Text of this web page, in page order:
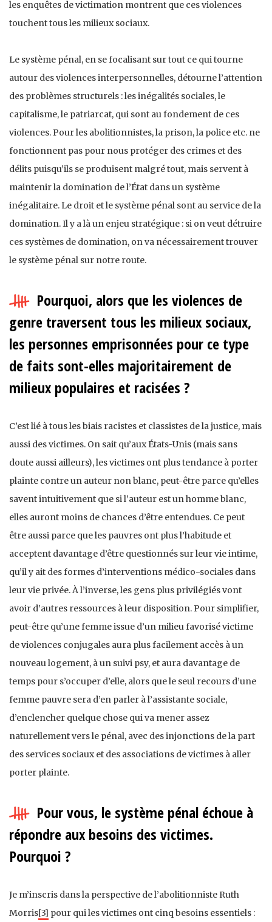
les enquêtes de victimation montrent que ces violences
touchent tous les milieux sociaux.
Le système pénal, en se focalisant sur tout ce qui tourne
autour des violences interpersonnelles, détourne l’attention
des problèmes structurels : les inégalités sociales, le
capitalisme, le patriarcat, qui sont au fondement de ces
violences. Pour les abolitionnistes, la prison, la police etc. ne
fonctionnent pas pour nous protéger des crimes et des
délits puisqu’ils se produisent malgré tout, mais servent à
maintenir la domination de l’État dans un système
inégalitaire. Le droit et le système pénal sont au service de la
domination. Il y a là un enjeu stratégique : si on veut détruire
ces systèmes de domination, on va nécessairement trouver
le système pénal sur notre route.
Pourquoi, alors que les violences de
genre traversent tous les milieux sociaux,
les personnes emprisonnées pour ce type
de faits sont-elles majoritairement de
milieux populaires et racisées ?
C’est lié à tous les biais racistes et classistes de la justice, mais
aussi des victimes. On sait qu’aux États-Unis (mais sans
doute aussi ailleurs), les victimes ont plus tendance à porter
plainte contre un auteur non blanc, peut-être parce qu’elles
savent intuitivement que si l’auteur est un homme blanc,
elles auront moins de chances d’être entendues. Ce peut
être aussi parce que les pauvres ont plus l’habitude et
acceptent davantage d’être questionnés sur leur vie intime,
qu’il y ait des formes d’interventions médico-sociales dans
leur vie privée. À l’inverse, les gens plus privilégiés vont
avoir d’autres ressources à leur disposition. Pour simplifier,
peut-être qu’une femme issue d’un milieu favorisé victime
de violences conjugales aura plus facilement accès à un
nouveau logement, à un suivi psy, et aura davantage de
temps pour s’occuper d’elle, alors que le seul recours d’une
femme pauvre sera d’en parler à l’assistante sociale,
d’enclencher quelque chose qui va mener assez
naturellement vers le pénal, avec des injonctions de la part
des services sociaux et des associations de victimes à aller
porter plainte.
Pour vous, le système pénal échoue à
répondre aux besoins des victimes.
Pourquoi ?
Je m’inscris dans la perspective de l’abolitionniste Ruth
Morris[3] pour qui les victimes ont cinq besoins essentiels :